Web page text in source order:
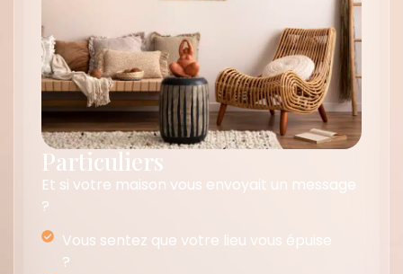
Particuliers
Et si votre maison vous envoyait un message
?
Vous sentez que votre lieu vous épuise
?